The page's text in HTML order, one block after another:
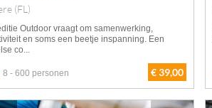
(FL)
Outdoor vraagt om samenwerking,
en soms een beetje inspanning. Een
co...
8 - 600 personen € 39,00